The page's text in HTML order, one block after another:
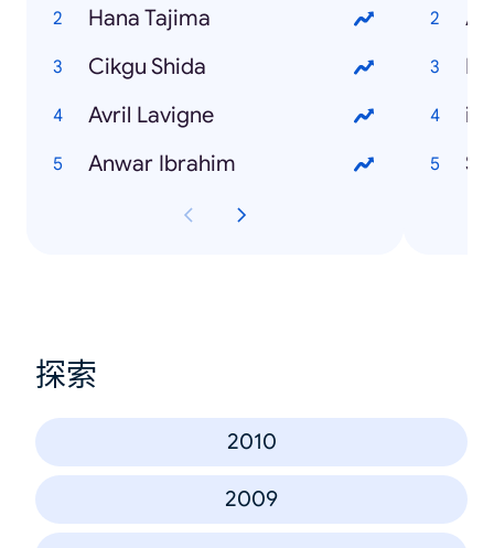
Hana Tajima
Cikgu Shida
Avril Lavigne
Anwar Ibrahim
探索
2010
2009